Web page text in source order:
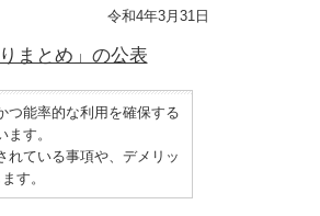
令和4年3月31日
まとめ」の公表
能率的な利用を確保する
す。
ている事項や、デメリッ
す。